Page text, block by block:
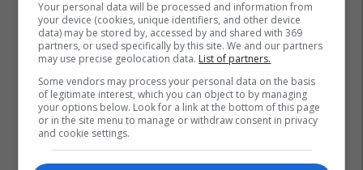
Your personal data will be processed and information from
your device (cookies, unique identifiers, and other device
data) may be stored by, accessed by and shared with 369
partners, or used specifically by this site. We and our partners
may use precise geolocation data. List of partners.
Some vendors may process your personal data on the basis
of legitimate interest, which you can object to by managing
your options below. Look for a link at the bottom of this page
or in the site menu to manage or withdraw consent in privacy
and cookie settings.